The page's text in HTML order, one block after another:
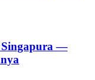
Singapura —